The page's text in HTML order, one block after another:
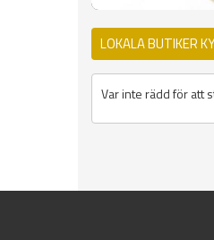
LOKALA BUTIKER
Var inte rädd för att